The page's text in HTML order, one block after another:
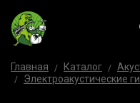
Главная Каталог
Электроакустические